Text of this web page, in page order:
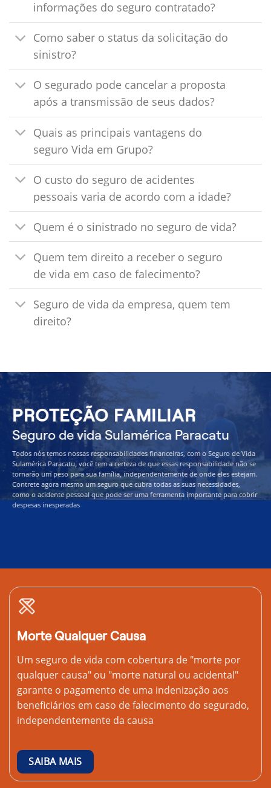
informações do seguro contratado?
Como saber o status da solicitação do
sinistro?
O segurado pode cancelar a proposta
após a transmissão de seus dados?
Quais as principais vantagens do
seguro Vida em Grupo?
O custo do seguro de acidentes
pessoais varia de acordo com a idade?
Quem é o sinistrado no seguro de vida?
Quem tem direito a receber o seguro
de vida em caso de falecimento?
Seguro de vida da empresa, quem tem
direito?
PROTEÇÃO FAMILIAR
Seguro de vida Sulamérica Paracatu
Todos nós temos nossas responsabilidades financeiras, com o Seguro de Vida
Sulamérica Paracatu, você tem a certeza de que essas responsabilidade não se
tornarão um peso para sua família, independentemente de onde eles estejam.
Contrete agora mesmo um seguro que cubra todas as suas necessidades,
como o acidente pessoal que pode ser uma ferramenta importante para cobrir
despesas inesperadas
Morte Qualquer Causa
Um seguro de vida com cobertura de "morte por
qualquer causa" ou "morte natural ou acidental"
garante o pagamento de uma indenização aos
beneficiários em caso de falecimento do segurado,
independentemente da causa
SAIBA MAIS